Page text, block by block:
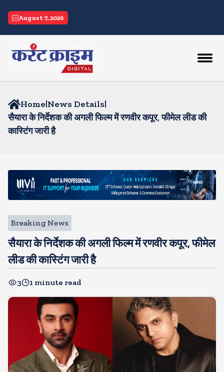
August 7, 2026
Home|News Details|
सैयारा के निर्देशक की अगली फिल्म में रणवीर कपूर, फीमेल लीड की
कास्टिंग जारी है
Breaking News
सैयारा के निर्देशक की अगली फिल्म में रणवीर कपूर, फीमेल
लीड की कास्टिंग जारी है
3 1 minute read